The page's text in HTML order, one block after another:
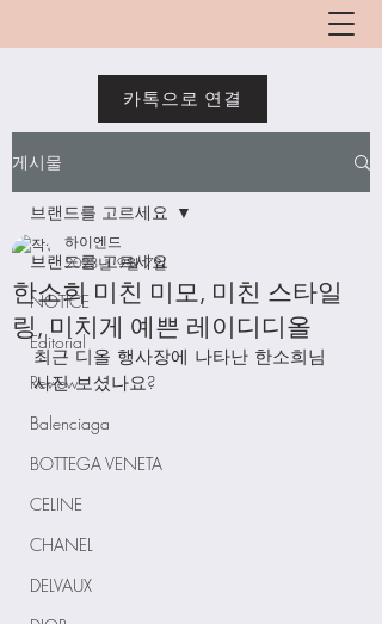
카톡으로 연결
게시물
브랜드를 고르세요
NOTICE
Editorial
Review
Balenciaga
BOTTEGA VENETA
CELINE
CHANEL
DELVAUX
브랜드를 고르세요
한소희 미친 미모, 미친 스타일
링, 미치게 예쁜 레이디디올
하이엔드
2023년 9월 7일
최근 디올 행사장에 나타난 한소희님
사진 보셨나요?